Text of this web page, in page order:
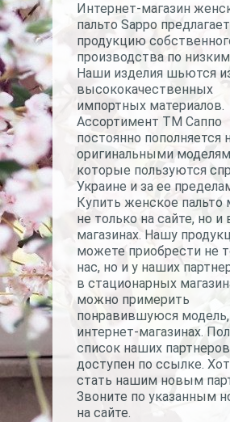
Интернет-магазин
пальто Sappo предлагает
продукцию
производства по
Наши изделия шьются
высококачественных
импортных материалов.
Ассортимент ТМ Саппо
постоянно
оригинальными
которые пользуются
Украине и за ее
Купить женское пальто
не только на сайте, но и
магазинах. Нашу
можете приобрести не
нас, но и у наших
в стационарных
можно примерить
понравившуюся модель,
интернет-магазинах.
список наших партнеров
доступен по ссылке.
стать нашим новым
Звоните по указанным
на сайте.